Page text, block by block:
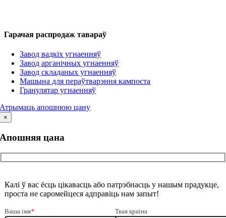
Гарачая распродаж тавараў
Завод вадкіх угнаенняў
Завод арганічных угнаенняў
Завод складаных угнаенняў
Машына для пераўтварэння кампоста
Гранулятар угнаенняў
Атрымаць апошнюю цану
×
Апошняя цана
Калі ў вас ёсць цікавасць або патрэбнасць у нашым прадукце,
проста не саромейцеся адправіць нам запыт!
Ваша імя* Твая краіна